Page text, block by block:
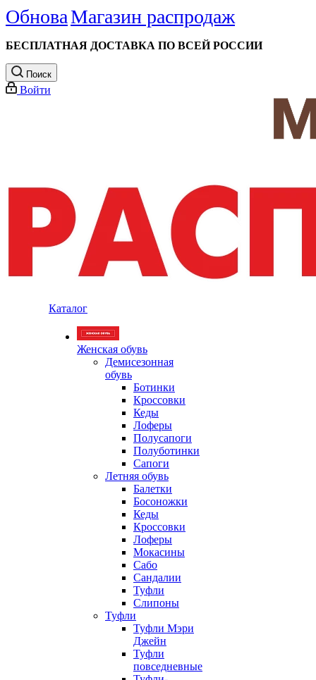
ОбноваМагазин распродаж
БЕСПЛАТНАЯ ДОСТАВКА ПО ВСЕЙ РОССИИ
Поиск
Войти
Каталог
Женская обувь
Демисезонная
обувь
Ботинки
Кроссовки
Кеды
Лоферы
Полусапоги
Полуботинки
Сапоги
Летняя обувь
Балетки
Босоножки
Кеды
Кроссовки
Лоферы
Мокасины
Сабо
Сандалии
Туфли
Слипоны
Туфли
Туфли Мэри
Джейн
Туфли
повседневные